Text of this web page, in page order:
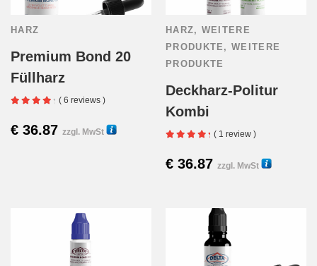
HARZ
Premium Bond 20
Füllharz
( 6 reviews )
€ 36.87 zzgl. MwSt
Produkt
HARZ, WEITERE
PRODUKTE ,WEITERE
PRODUKTE
Deckharz-Politur
Kombi
( 1 review )
€ 36.87 zzgl. MwSt